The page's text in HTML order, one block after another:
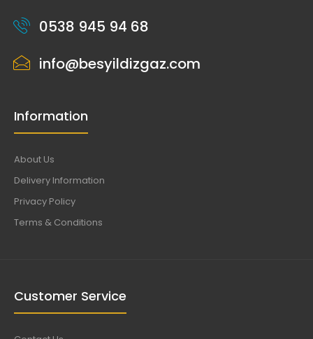
0538 945 94 68
info@besyildizgaz.com
Information
About Us
Delivery Information
Privacy Policy
Terms & Conditions
Customer Service